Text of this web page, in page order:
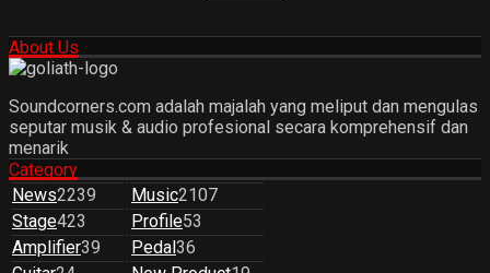
About Us
Soundcorners.com adalah majalah yang meliput dan mengulas
seputar musik & audio profesional secara komprehensif dan
menarik
Category
News2239 Music2107
Stage423 Profile53
Amplifier39 Pedal 36